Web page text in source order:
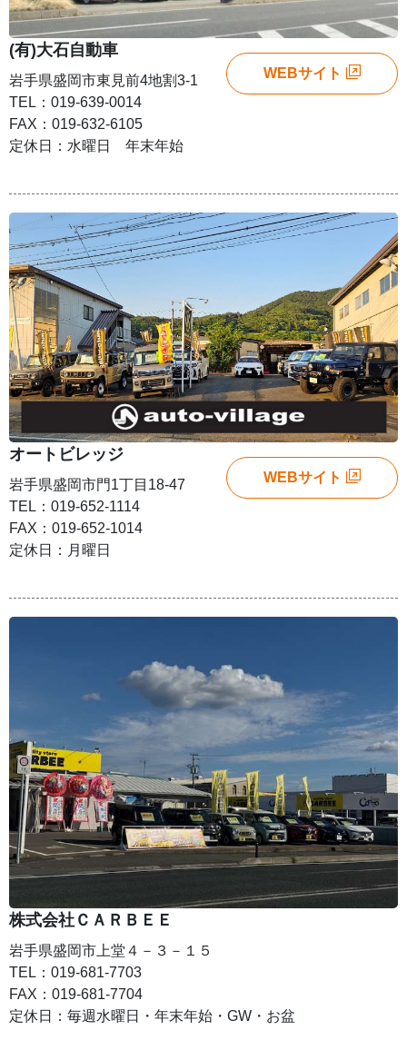
(有)大石自動車
岩手県盛岡市東見前4地割3-1
TEL：019-639-0014
FAX：019-632-6105
定休日：水曜日 年末年始
WEBサイト
オートビレッジ
岩手県盛岡市門1丁目18-47
TEL：019-652-1114
FAX：019-652-1014
定休日：月曜日
WEBサイト
株式会社ＣＡＲＢＥＥ
岩手県盛岡市上堂４－３－１５
TEL：019-681-7703
FAX：019-681-7704
定休日：毎週水曜日・年末年始・GW・お盆